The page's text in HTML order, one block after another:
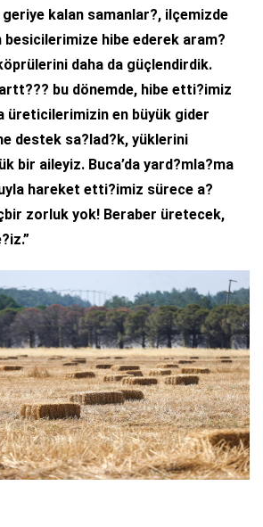
geriye kalan samanlar?, ilçemizde
besicilerimize hibe ederek aram?
daha da güçlendirdik.
bu dönemde, hibe etti?imiz
üreticilerimizin en büyük gider
destek sa?lad?k, yüklerini
bir aileyiz. Buca’da yard?mla?ma
hareket etti?imiz sürece a?
zorluk yok! Beraber üretecek,